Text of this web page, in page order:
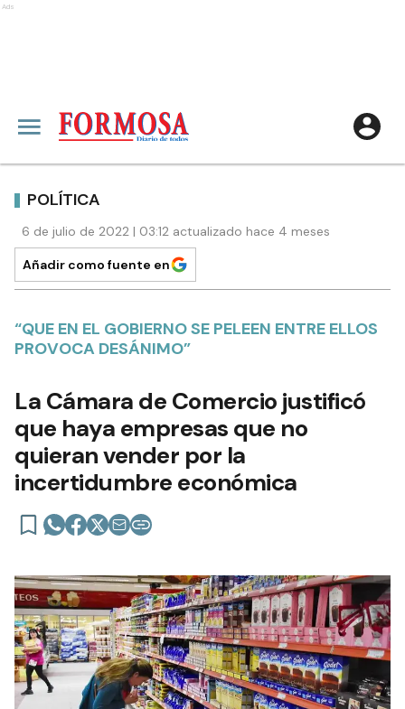
Ads
POLÍTICA
6 de julio de 2022 | 03:12 actualizado hace 4 meses
Añadir como fuente en
“QUE EN EL GOBIERNO SE PELEEN ENTRE ELLOS
PROVOCA DESÁNIMO”
La Cámara de Comercio justificó
que haya empresas que no
quieran vender por la
incertidumbre económica